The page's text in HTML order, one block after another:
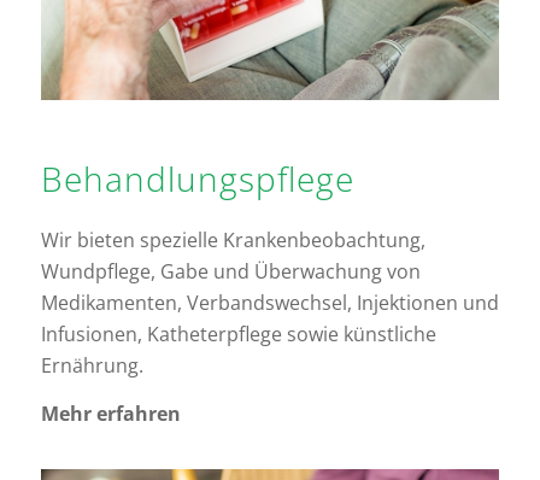
Behandlungs­pflege
Wir bieten spezielle Krankenbeobachtung,
Wundpflege, Gabe und Überwachung von
Medikamenten, Verbandswechsel, Injektionen und
Infusionen, Katheterpflege sowie künstliche
Ernährung.
Mehr erfahren